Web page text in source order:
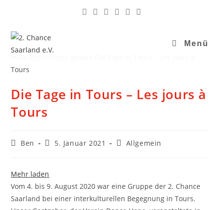
Menü
Die Tage in Tours – Les jours à
Tours
Ben 5. Januar 2021 Allgemein
Mehr laden
Vom 4. bis 9. August 2020 war eine Gruppe der 2. Chance
Saarland bei einer interkulturellen Begegnung in Tours.